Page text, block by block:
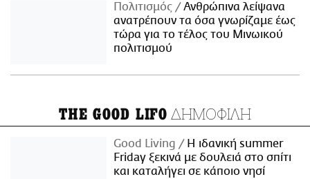
Πολιτισμός
Ανθρώπινα λείψανα
ανατρέπουν τα όσα γνωρίζαμε έως
τώρα για το τέλος του Μινωικού
πολιτισμού
THE GOOD LIFO ΔΗΜΟΦΙΛΗ
Good Living
Η ιδανική summer
Friday ξεκινά με δουλειά στο σπίτι
και καταλήγει σε κάποιο νησί